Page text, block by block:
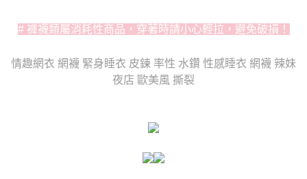
# 褲襪類屬消耗性商品，穿著時請小心輕拉，避免破損！
情趣網衣 網襪 緊身睡衣 皮鍊 率性 水鑽 性感睡衣 網襪 辣妹
夜店 歐美風 撕裂